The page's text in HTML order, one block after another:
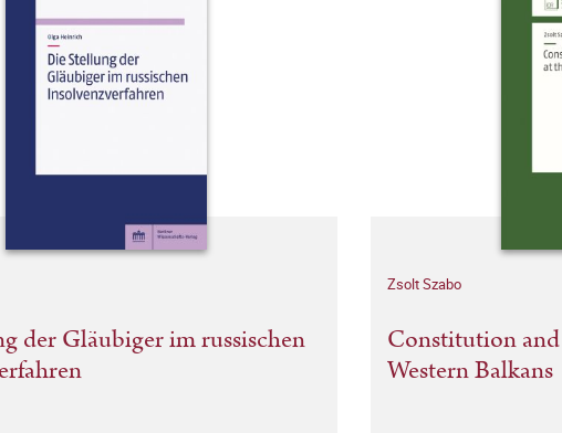
der Gläubiger im russischen
Zsolt Szabo
Constitution
Western Balkans